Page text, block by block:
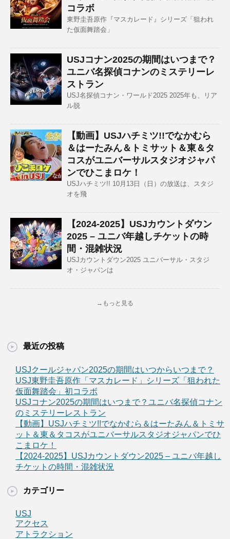
コラボ
東野圭吾原作『マスカレード』シリーズ「狙われ
た仮面舞踏会」
USJコナン2025の期間はいつまで？
ユニバ名探偵コナンのミステリーレ
ストラン
USJ名探偵コナン・ワールド2025 2025年も、リア
ル脱
【動画】USJハチミツ!!でなかむら
＆はーたみん＆トミサット＆東＆タ
コスがユニバーサルスタジオジャパ
ンでひこまロケ！
USJハチミツ!! 10月13日（日）の放送は、スタジ
オを飛
【2024-2025】USJカウントダウン
2025 – ユニバ年越しチケットの時
間・混雑状況
USJカウントダウン2025 ユニバーサル・スタジ
オ・ジャパンは
→もっと見る
最近の投稿
USJクールジャパン2025の期間はいつからいつまで？
USJ東野圭吾原作「マスカレード」シリーズ「狙われた
仮面舞踏会」初コラボ
USJコナン2025の期間はいつまで？ユニバ名探偵コナン
のミステリーレストラン
【動画】USJハチミツ!!でなかむら＆はーたみん＆トミサ
ット＆東＆タコスがユニバーサルスタジオジャパンでひ
こまロケ！
【2024-2025】USJカウントダウン2025 – ユニバ年越し
チケットの時間・混雑状況
カテゴリー
USJ
アクセス
アトラクション